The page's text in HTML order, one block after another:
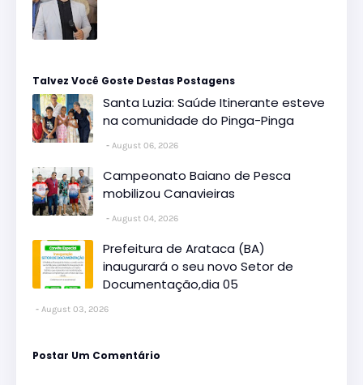
Talvez Você Goste Destas Postagens
Santa Luzia: Saúde Itinerante esteve
na comunidade do Pinga-Pinga
August 06, 2026
Campeonato Baiano de Pesca
mobilizou Canavieiras
August 04, 2026
Prefeitura de Arataca (BA)
inaugurará o seu novo Setor de
Documentação,dia 05
August 03, 2026
Postar Um Comentário